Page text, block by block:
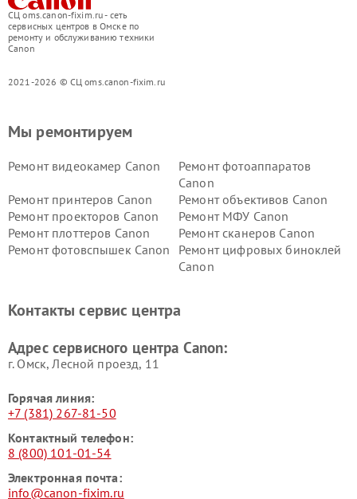
СЦ oms.canon-fixim.ru - сеть
сервисных центров в Омске по
ремонту и обслуживанию техники
Canon
2021-2026 © СЦ oms.canon-fixim.ru
Мы ремонтируем
Ремонт видеокамер Canon
Ремонт фотоаппаратов
Canon
Ремонт принтеров Canon
Ремонт объективов Canon
Ремонт проекторов Canon
Ремонт МФУ Canon
Ремонт плоттеров Canon
Ремонт сканеров Canon
Ремонт фотовспышек Canon
Ремонт цифровых биноклей
Canon
Контакты сервис центра
Адрес сервисного центра Canon:
г. Омск, ​Лесной проезд, 11
Горячая линия:
+7 (381) 267-81-50
Контактный телефон:
8 (800) 101-01-54
Электронная почта:
info@canon-fixim.ru